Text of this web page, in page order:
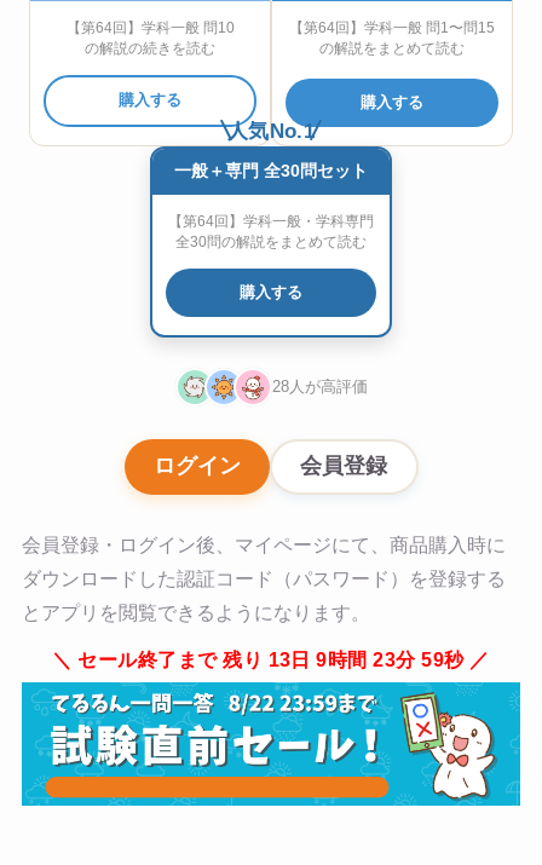
【第64回】学科一般 問10
の解説の続きを読む
購入する
【第64回】学科一般 問1〜問15
の解説をまとめて読む
購入する
人気No.1
一般＋専門 全30問セット
【第64回】学科一般・学科専門
全30問の解説をまとめて読む
購入する
28人が高評価
ログイン 会員登録
会員登録・ログイン後、マイページにて、商品購入時に
ダウンロードした認証コード（パスワード）を登録する
とアプリを閲覧できるようになります。
セール終了まで 残り 13日 9時間 23分 58秒